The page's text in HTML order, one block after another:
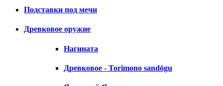
Подставки под мечи
Древковое оружие
Нагината
Древковое - Torimono sandōgu